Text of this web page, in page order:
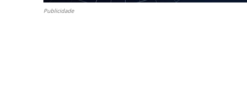
Publicidade